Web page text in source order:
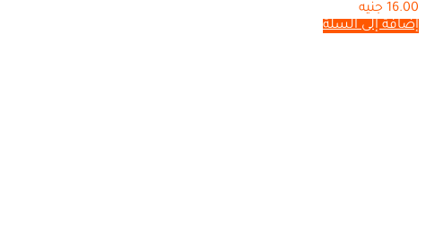
16.00 جنيه
إضافة إلى السلة